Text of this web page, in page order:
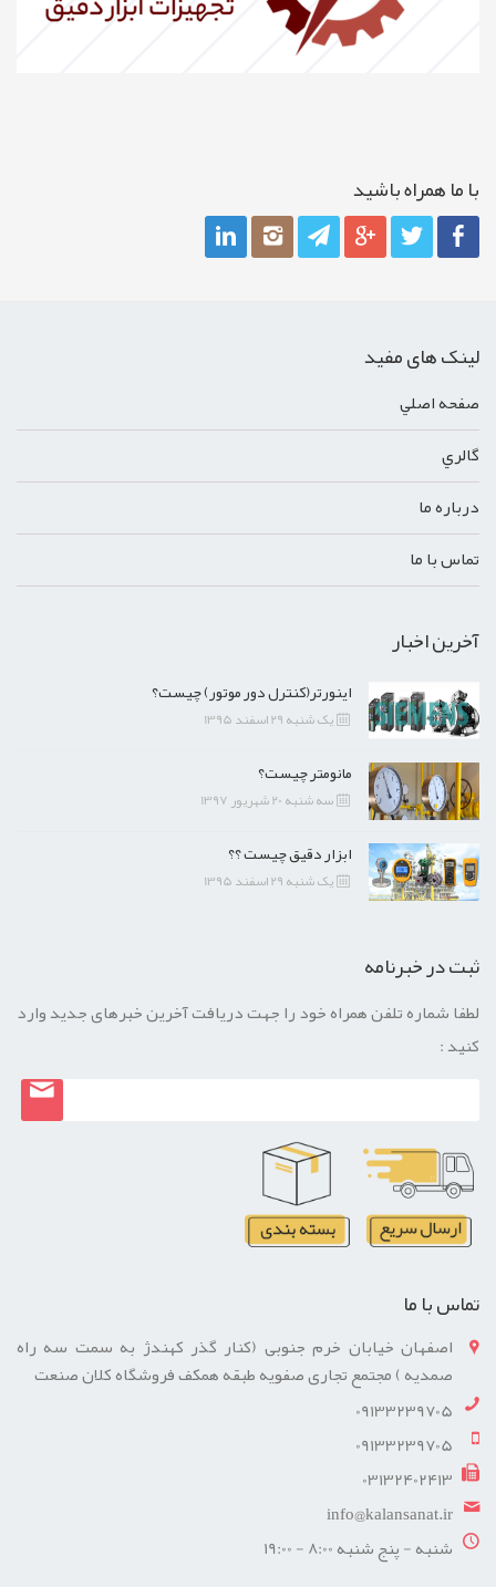
با ما همراه باشيد
لینک های مفید
صفحه اصلي
گالري
درباره ما
تماس با ما
آخرین اخبار
اینورتر(کنترل دور موتور) چیست؟
یک شنبه 29 اسفند 1395
مانومتر چیست؟
سه شنبه 20 شهریور 1397
ابزار دقیق چیست ؟؟
یک شنبه 29 اسفند 1395
ثبت در خبرنامه
لطفا شماره تلفن همراه خود را جهت دریافت آخرین خبرهای جدید وارد
کنید :
تماس با ما
اصفهان خیابان خرم جنوبی (کنار گذر کهندژ به سمت سه راه
صمدیه ) مجتمع تجاری صفویه طبقه همکف فروشگاه کلان صنعت
09133239705
09133239705
03132402413
info@kalansanat.ir
شنبه - پنج شنبه 8:00 - 19:00